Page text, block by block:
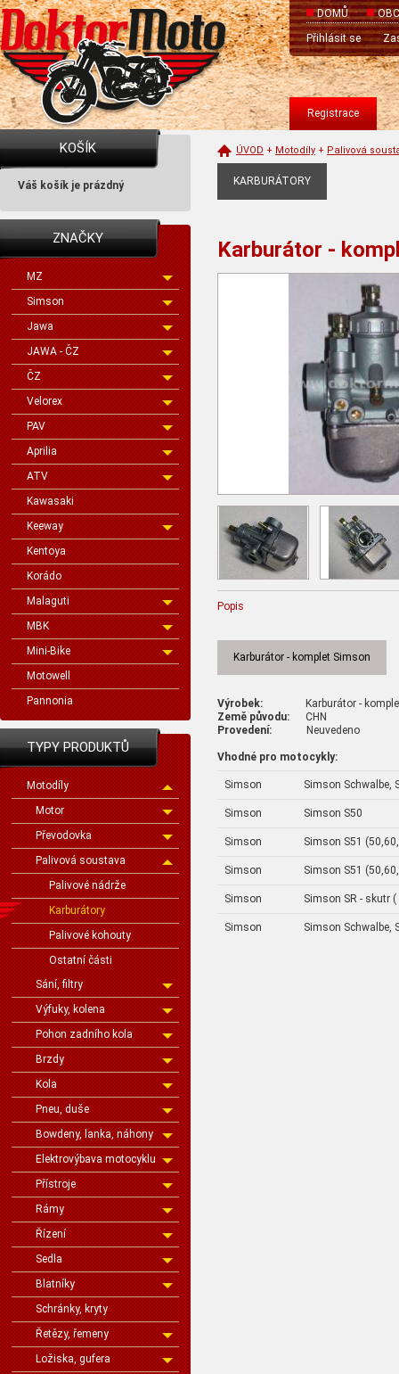
DOMŮ
Přihlásit se
Registrace
KOŠÍK
Váš košík je prázdný
ZNAČKY
MZ
Simson
Jawa
JAWA - ČZ
ČZ
Velorex
PAV
Aprilia
ATV
Kawasaki
Keeway
Kentoya
Korádo
Malaguti
MBK
Mini-Bike
Motowell
Pannonia
TYPY PRODUKTŮ
Motodíly
Motor
Převodovka
Palivová soustava
Palivové nádrže
Karburátory
Palivové kohouty
Ostatní části
Sání, filtry
Výfuky, kolena
Pohon zadního kola
Brzdy
Kola
Pneu, duše
Bowdeny, lanka, náhony
Elektrovýbava motocyklu
Přístroje
Rámy
Řízení
Sedla
Blatníky
Schránky, kryty
Řetězy, řemeny
Ložiska, gufera
ÚVOD + Motodíly + Palivová
KARBURÁTORY
Karburátor -
Popis
Karburátor - komplet Simson
Výrobek: Karburátor -
Země původu: CHN
Provedení: Neuvedeno
Vhodné pro motocykly:
Simson Simson Schwalbe,
Simson Simson S50
Simson Simson S51
Simson Simson S51
Simson Simson SR - skutr
Simson Simson Schwalbe,